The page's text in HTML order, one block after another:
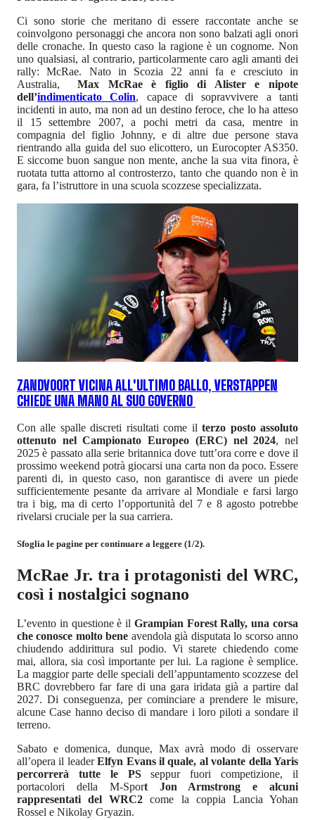
Ci sono storie che meritano di essere raccontate anche se
coinvolgono personaggi che ancora non sono balzati agli onori
delle cronache. In questo caso la ragione è un cognome. Non
uno qualsiasi, al contrario, particolarmente caro agli amanti dei
rally: McRae. Nato in Scozia 22 anni fa e cresciuto in
Australia,
Max McRae è figlio di Alister e nipote
dell’indimenticato Colin, capace di sopravvivere a tanti
incidenti in auto, ma non ad un destino feroce, che lo ha atteso
il 15 settembre 2007, a pochi metri da casa, mentre in
compagnia del figlio Johnny, e di altre due persone stava
rientrando alla guida del suo elicottero, un Eurocopter AS350.
E siccome buon sangue non mente, anche la sua vita finora, è
ruotata tutta attorno al controsterzo, tanto che quando non è in
gara, fa l’istruttore in una scuola scozzese specializzata.
ZANDVOORT VICINA ALL'ULTIMO BALLO, VERSTAPPEN
CHIEDE UNA MANO AL SUO GOVERNO
Con alle spalle discreti risultati come il terzo posto assoluto
ottenuto nel Campionato Europeo (ERC) nel 2024, nel
2025 è passato alla serie britannica dove tutt’ora corre e dove il
prossimo weekend potrà giocarsi una carta non da poco. Essere
parenti di, in questo caso, non garantisce di avere un piede
sufficientemente pesante da arrivare al Mondiale e farsi largo
tra i big, ma di certo l’opportunità del 7 e 8 agosto potrebbe
rivelarsi cruciale per la sua carriera.
Sfoglia le pagine per continuare a leggere (1/2).
McRae Jr. tra i protagonisti del WRC,
così i nostalgici sognano
L’evento in questione è il Grampian Forest Rally, una corsa
che conosce molto bene avendola già disputata lo scorso anno
chiudendo addirittura sul podio. Vi starete chiedendo come
mai, allora, sia così importante per lui. La ragione è semplice.
La maggior parte delle speciali dell’appuntamento scozzese del
BRC dovrebbero far fare di una gara iridata già a partire dal
2027. Di conseguenza, per cominciare a prendere le misure,
alcune Case hanno deciso di mandare i loro piloti a sondare il
terreno.
Sabato e domenica, dunque, Max avrà modo di osservare
all’opera il leaderElfyn Evans il quale, al volante della Yaris
percorrerà tutte le PSseppur fuori competizione, il
portacolori della M-Sport Jon Armstrong e alcuni
rappresentati del WRC2come la coppia Lancia Yohan
Rossel e Nikolay Gryazin.